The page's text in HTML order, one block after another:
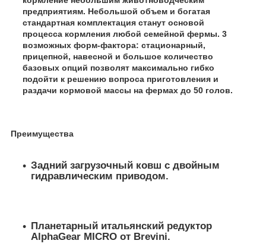
предприятиям. Небольшой объем и богатая
стандартная комплектация станут основой
процесса кормления любой семейной фермы. 3
возможных форм-фактора: стационарный,
прицепной, навесной и большое количество
базовых опций позволят максимально гибко
подойти к решению вопроса приготовления и
раздачи кормовой массы на фермах до 50 голов.
Преимущества
Задний загрузочный ковш с двойным
гидравлическим приводом.
Планетарный итальянский редуктор
AlphaGear MICRO от Brevini.